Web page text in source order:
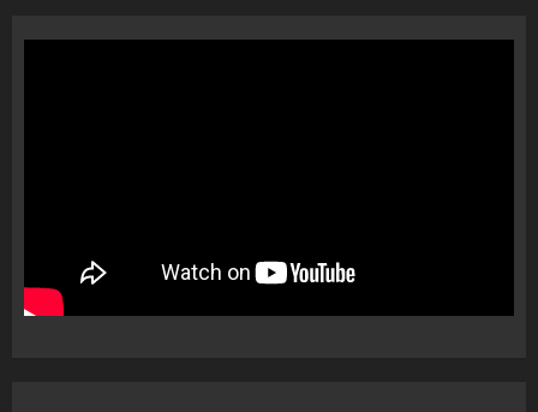
2
laboratorit të kokainës në
Frakull
AUGUST 8, 2026